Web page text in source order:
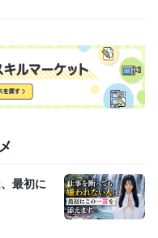
致します。
最初に